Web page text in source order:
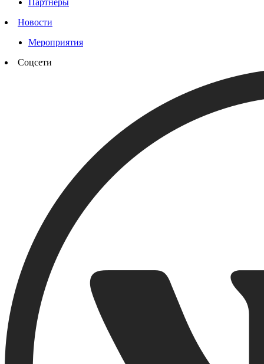
Партнеры
Новости
Мероприятия
Соцсети